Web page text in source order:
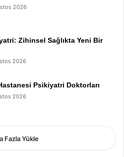
2026
Zihinsel Sağlıkta Yeni Bir
2026
Psikiyatri Doktorları
2026
Fazla Yükle